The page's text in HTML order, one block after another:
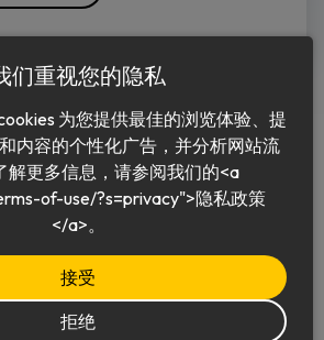
中文 (简体)
们重视您的隐私
为您提供最佳的浏览体验、提
内容的个性化广告，并分析网站流
解更多信息，请参阅我们的<a
of-use/?s=privacy">隐私政策
</a>。
接受
拒绝